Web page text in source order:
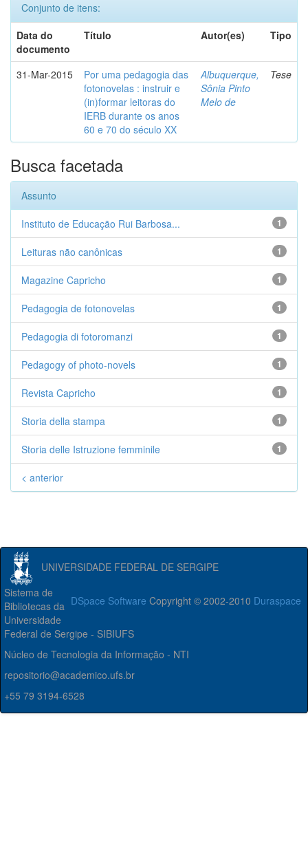
Conjunto de itens:
Data do
documento
Título Autor(es) Tipo
31-Mar-2015
Por uma pedagogia das
fotonovelas : instruir e
(in)formar leitoras do
IERB durante os anos
60 e 70 do século XX
Albuquerque,
Sônia Pinto
Melo de
Tese
Busca facetada
Assunto
1
Instituto de Educação Rui Barbosa...
1
Leituras não canônicas
1
Magazine Capricho
1
Pedagogia de fotonovelas
1
Pedagogia di fotoromanzi
1
Pedagogy of photo-novels
1
Revista Capricho
1
Storia della stampa
1
Storia delle Istruzione femminile
< anterior
UNIVERSIDADE FEDERAL DE SERGIPE
DSpace Software Copyright © 2002-2010 Duraspace
Sistema de
Bibliotecas da
Universidade
Federal de Sergipe - SIBIUFS
Núcleo de Tecnologia da Informação - NTI
repositorio@academico.ufs.br
+55 79 3194-6528